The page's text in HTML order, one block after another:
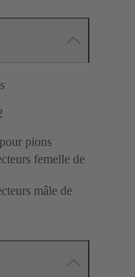
pions
femelle de
mâle de